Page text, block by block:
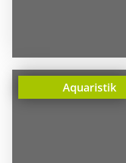
Aquaristik